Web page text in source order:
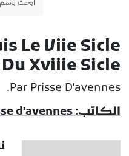
Le Viie Sicle
Xviiie Sicle
Par Prisse D'avennes.
الكاتب: prisse d'avennes